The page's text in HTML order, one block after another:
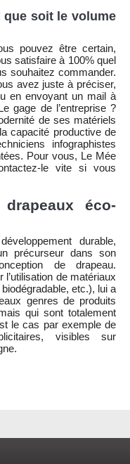
que soit le volume
pouvez être certain,
satisfaire à 100% quel
souhaitez commander.
avez juste à préciser,
en envoyant un mail à
gage de l’entreprise ?
de ses matériels
capacité productive de
infographistes
Pour vous, Le Mée
le vite si vous
éco-
durable,
précurseur dans son
de drapeau.
l’utilisation de matériaux
etc.), lui a
genres de produits
qui sont totalement
le cas par exemple de
visibles sur